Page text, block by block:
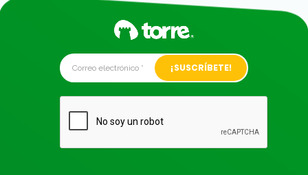
Alternative: